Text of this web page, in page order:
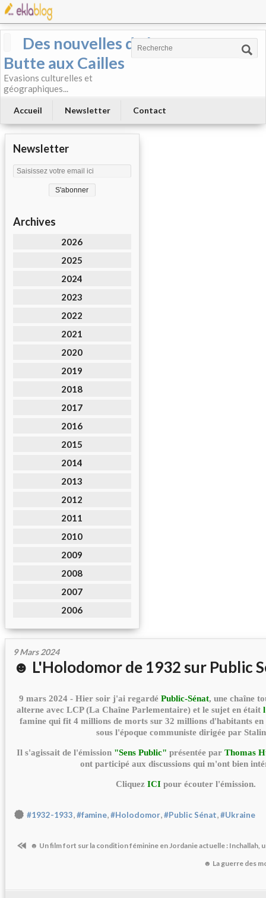
Des nouvelles de la
Butte aux Cailles
Evasions culturelles et
géographiques...
Accueil Newsletter Contact
Newsletter
Archives
2026
2025
2024
2023
2022
2021
2020
2019
2018
2017
2016
2015
2014
2013
2012
2011
2010
2009
2008
2007
2006
9 Mars 2024
☻ L'Holodomor de 1932 sur Public
9 mars 2024 - Hier soir j'ai regardé Public-Sénat, une chaîne
alterne avec LCP (La Chaîne Parlementaire) et le sujet en était
famine qui fit 4 millions de morts sur 32 millions d'habitants en
sous l'époque communiste dirigée par
Il s'agissait de l'émission "Sens Public" présentée parThomas
ont participé aux discussions qui m'ont bien
Cliquez ICI pour écouter l'émission.
#1932-1933,#famine,#Holodomor,#Public Sénat,#Ukraine
☻ Un film fort sur la condition féminine en Jordanie actuelle : Inchallah,
☻ La guerre des